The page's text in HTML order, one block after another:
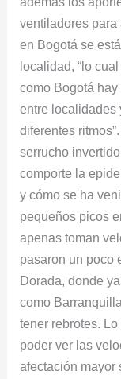
ventiladores para
en Bogotá se
localidad, “lo
como Bogotá
entre localidades
diferentes
serrucho
comporte la
y cómo se ha
pequeños picos
apenas toman
pasaron un poco
Dorada, donde
como
tener rebrotes.
poder ver las
afectación mayor